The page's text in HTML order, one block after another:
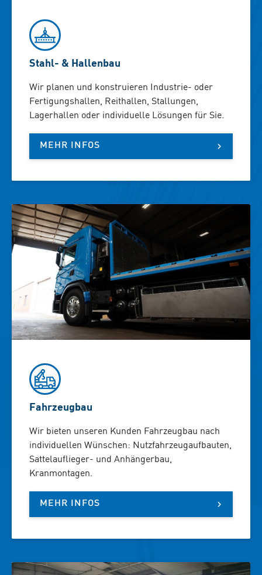
Stahl- & Hallenbau
Wir planen und konstruieren Industrie- oder
Fertigungshallen, Reithallen, Stallungen,
Lagerhallen oder individuelle Lösungen für Sie.
MEHR INFOS
Fahrzeugbau
Wir bieten unseren Kunden Fahrzeugbau nach
individuellen Wünschen: Nutzfahrzeugaufbauten,
Sattelauflieger- und Anhängerbau,
Kranmontagen.
MEHR INFOS